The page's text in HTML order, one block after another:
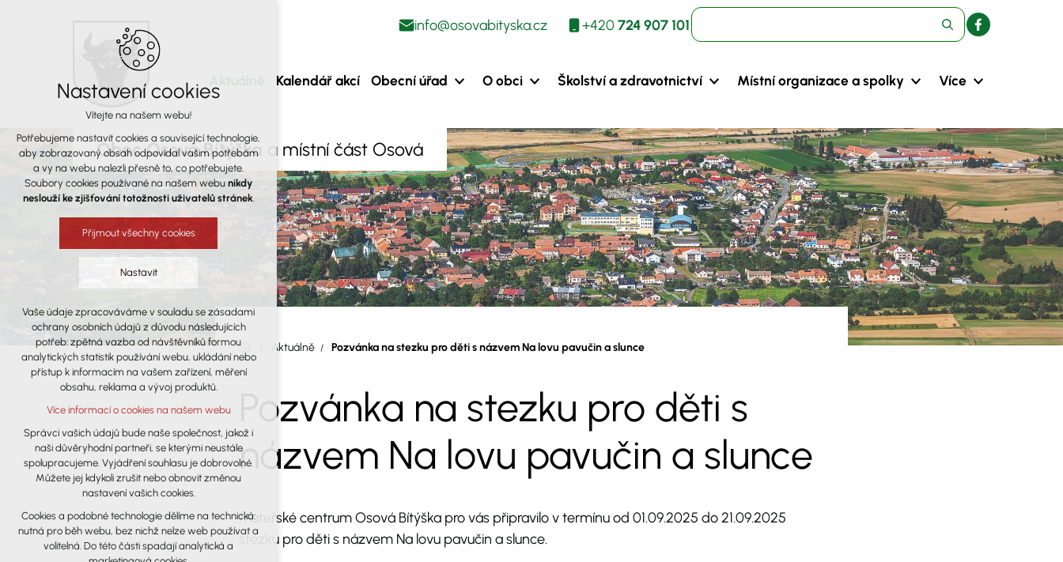
info@osovabityska.cz +420724 907 101
Kalendář akcí Obecní úřad O obci Školství a zdravotnictví Místní organizace a spolky Více
Obec Osová Bítýška a místní část Osová
Aktuálně Pozvánka na stezku pro děti s názvem Na lovu pavučin a slunce
Pozvánka na stezku pro děti s
názvem Na lovu pavučin a slunce
Mateřské centrum Osová Bítýška pro vás připravilo v termínu od 01.09.2025 do 21.09.2025
stezku pro děti s názvem Na lovu pavučin a slunce.
Nastavení cookies
Vítejte na našem webu!
Potřebujeme nastavit cookies a související technologie,
aby zobrazovaný obsah odpovídal vašim potřebám
a vy na webu nalezli přesně to, co potřebujete.
Soubory cookies používané na našem webu nikdy
neslouží ke zjišťování totožnosti uživatelů stránek.
Přijmout všechny cookies
Nastavit
Technická cookies
nutná pro provozování webu
udržení kontextu stránek (session): případná
přihlášení, volby jazyka, apod.
analytická pro anonymizované
vyhodnocení návštěvnosti
marketingová cookies (Google)
Více informací o cookies na našem webu
Přijmout všechny cookies
Odmítnout vše
Vaše údaje zpracováváme v souladu se zásadami
ochrany osobních údajů z důvodu následujících
potřeb: zpětná vazba od návštěvníků formou
analytických statistik používání webu, ukládání nebo
přístup k informacím na vašem zařízení, měření
obsahu, reklama a vývoj produktů.
Více informací o cookies na našem webu
Správci vašich údajů bude naše společnost, jakož i
naši důvěryhodní partneři, se kterými neustále
spolupracujeme. Vyjádření souhlasu je dobrovolné.
Můžete jej kdykoli zrušit nebo obnovit změnou
nastavení vašich cookies.
Cookies a podobné technologie dělíme na technická:
nutná pro běh webu, bez nichž nelze web používat a
volitelná. Do této části spadají analytická a